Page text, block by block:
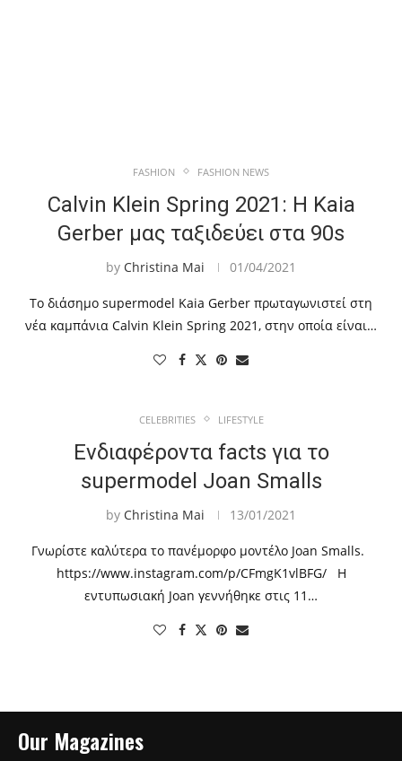
FASHION FASHION NEWS
Calvin Klein Spring 2021: H Kaia
Gerber μας ταξιδεύει στα 90s
by Christina Mai 01/04/2021
Το διάσημο supermodel Kaia Gerber πρωταγωνιστεί στη
νέα καμπάνια Calvin Klein Spring 2021, στην οποία είναι…
CELEBRITIES LIFESTYLE
Ενδιαφέροντα facts για το
supermodel Joan Smalls
by Christina Mai 13/01/2021
Γνωρίστε καλύτερα το πανέμορφο μοντέλο Joan Smalls.
https://www.instagram.com/p/CFmgK1vlBFG/ Η
εντυπωσιακή Joan γεννήθηκε στις 11…
Our Magazines